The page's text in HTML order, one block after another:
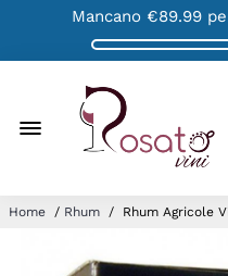
Mancano €89.99
Home / Rhum / Rhum Agricole